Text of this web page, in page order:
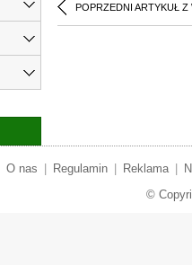
POPRZEDNI ARTYKUŁ Z
O nas Regulamin Reklama
©